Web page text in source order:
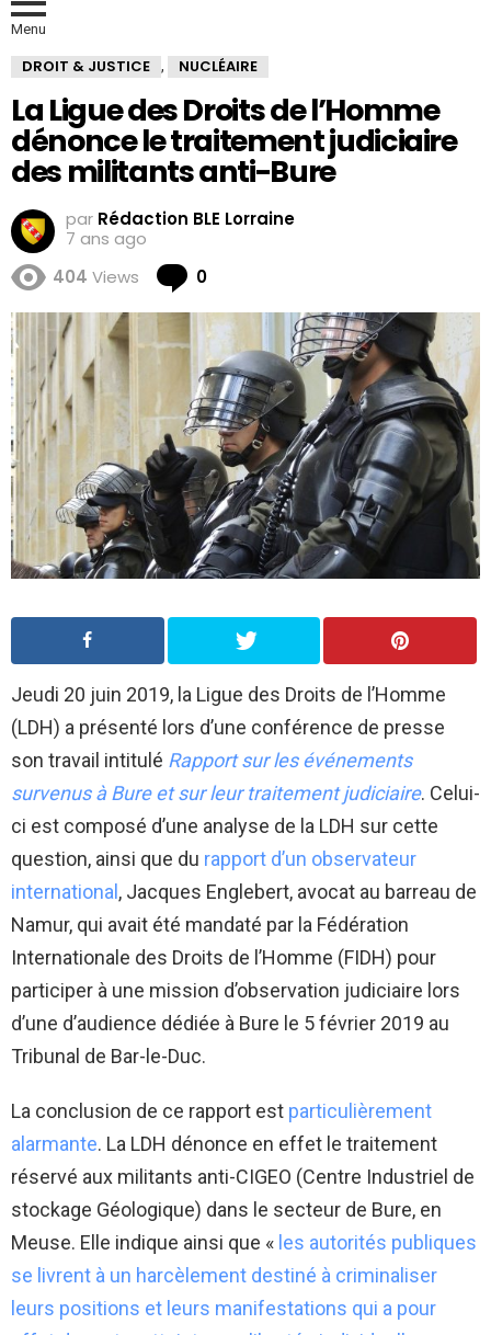
Menu
DROIT & JUSTICE , NUCLÉAIRE
La Ligue des Droits de l’Homme
dénonce le traitement judiciaire
des militants anti-Bure
par Rédaction BLE Lorraine
7 ans ago
404 Views 0
Jeudi 20 juin 2019, la Ligue des Droits de l’Homme
(LDH) a présenté lors d’une conférence de presse
son travail intitulé Rapport sur les événements
survenus à Bure et sur leur traitement judiciaire. Celui-
ci est composé d’une analyse de la LDH sur cette
question, ainsi que du rapport d’un observateur
international , Jacques Englebert, avocat au barreau de
Namur, qui avait été mandaté par la Fédération
Internationale des Droits de l’Homme (FIDH) pour
participer à une mission d’observation judiciaire lors
d’une d’audience dédiée à Bure le 5 février 2019 au
Tribunal de Bar-le-Duc.
La conclusion de ce rapport est particulièrement
alarmante. La LDH dénonce en effet le traitement
réservé aux militants anti-CIGEO (Centre Industriel de
stockage Géologique) dans le secteur de Bure, en
Meuse. Elle indique ainsi que « les autorités publiques
se livrent à un harcèlement destiné à criminaliser
leurs positions et leurs manifestations qui a pour